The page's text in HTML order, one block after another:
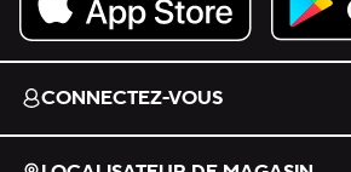
Download on the App Store.
Get it on
CONNECTEZ-VOUS